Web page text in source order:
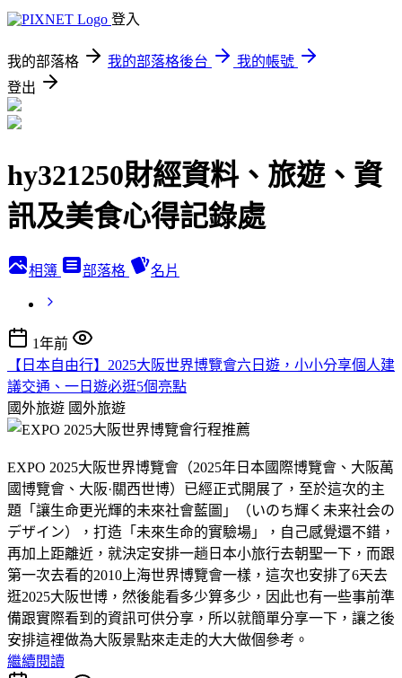
登入
我的部落格 我的部落格後台
我的帳號
登出
hy321250財經資料、旅遊、資
訊及美食心得記錄處
相簿 部落格 名片
1年前
【日本自由行】2025大阪世界博覽會六日遊，小小分享個人建
議交通、一日遊必逛5個亮點
國外旅遊 國外旅遊
EXPO 2025大阪世界博覽會（2025年日本國際博覽會、大阪萬
國博覽會、大阪·關西世博）已經正式開展了，至於這次的主
題「讓生命更光輝的未來社會藍圖」（いのち輝く未来社会の
デザイン），打造「未來生命的實驗場」，自己感覺還不錯，
再加上距離近，就決定安排一趟日本小旅行去朝聖一下，而跟
第一次去看的2010上海世界博覽會一樣，這次也安排了6天去
逛2025大阪世博，然後能看多少算多少，因此也有一些事前準
備跟實際看到的資訊可供分享，所以就簡單分享一下，讓之後
安排這裡做為大阪景點來走走的大大做個參考。
繼續閱讀